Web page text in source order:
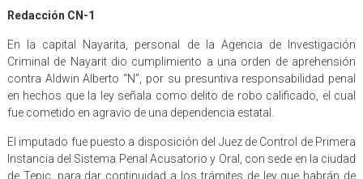
Redacción CN-1
En la capital Nayarita, personal de la Agencia de Investigación
Criminal de Nayarit dio cumplimiento a una orden de aprehensión
contra Aldwin Alberto “N”, por su presuntiva responsabilidad penal
en hechos que la ley señala como delito de robo calificado, el cual
fue cometido en agravio de una dependencia estatal.
El imputado fue puesto a disposición del Juez de Control de Primera
Instancia del Sistema Penal Acusatorio y Oral, con sede en la ciudad
de Tepic, para dar continuidad a los trámites de ley que habrán de